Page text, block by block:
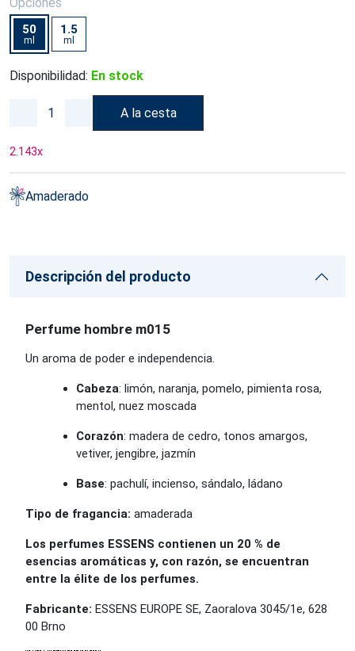
50
ml
1.5
ml
Disponibilidad: En stock
A la cesta
2.143x
Amaderado
Descripción del producto
Perfume hombre m015
Un aroma de poder e independencia.
Cabeza: limón, naranja, pomelo, pimienta rosa,
mentol, nuez moscada
Corazón: madera de cedro, tonos amargos,
vetiver, jengibre, jazmín
Base: pachulí, incienso, sándalo, ládano
Tipo de fragancia: amaderada
Los perfumes ESSENS contienen un 20 % de
esencias aromáticas y, con razón, se encuentran
entre la élite de los perfumes.
Fabricante: ESSENS EUROPE SE, Zaoralova 3045/1e, 628
00 Brno